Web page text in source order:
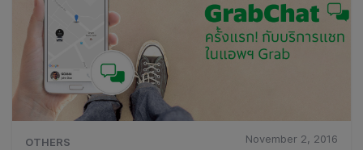
OTHERS November 2, 2016